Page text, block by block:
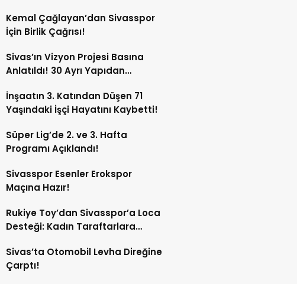
Kemal Çağlayan’dan Sivasspor
İçin Birlik Çağrısı!
Sivas’ın Vizyon Projesi Basına
Anlatıldı! 30 Ayrı Yapıdan
İnşaatın 3. Katından Düşen 71
Yaşındaki İşçi Hayatını Kaybetti!
Süper Lig’de 2. ve 3. Hafta
Programı Açıklandı!
Sivasspor Esenler Erokspor
Maçına Hazır!
Rukiye Toy’dan Sivasspor’a Loca
Desteği: Kadın Taraftarlara
Sivas’ta Otomobil Levha Direğine
Çarptı!